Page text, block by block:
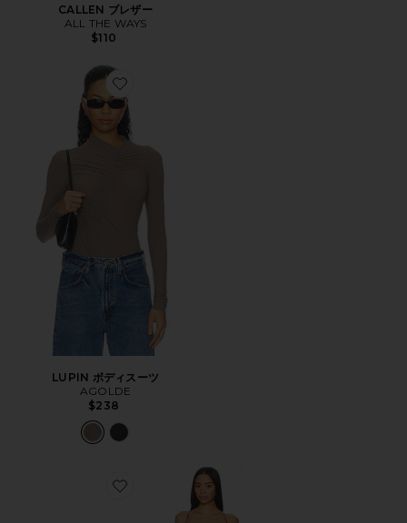
CALLEN ブレザー
ALL THE WAYS
$110
Favorite LUPIN ボディスーツ
LUPIN ボディスーツ
AGOLDE
$238
Favorite ARISTA マキシドレス